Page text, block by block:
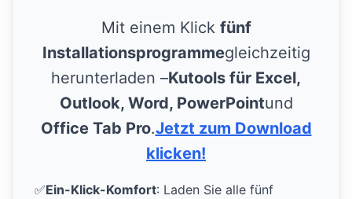
Mit einem Klick fünf
Installationsprogrammegleichzeitig
herunterladen –Kutools für Excel,
Outlook, Word, PowerPointund
Office Tab Pro.Jetzt zum Download
klicken!
✅Ein-Klick-Komfort: Laden Sie alle fünf